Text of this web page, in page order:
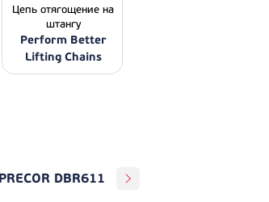
Цепь отягощение на
штангу
Perform Better
Lifting Chains
PRECOR DBR611